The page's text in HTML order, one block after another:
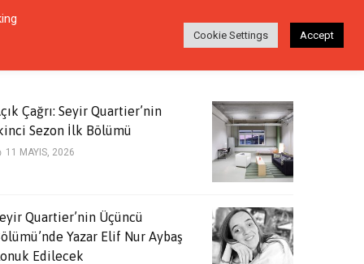
Login Ara
Çağrı: Seyir Quartier’nin
Sezon İlk Bölümü
11 MAYIS, 2026
Quartier’nin Üçüncü
Yazar Elif Nur Aybaş
Edilecek
Cookie Settings Accept